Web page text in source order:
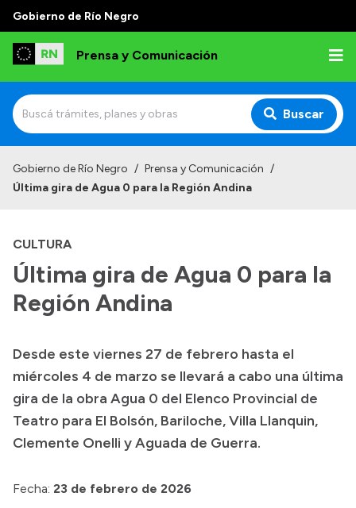
Gobierno de Río Negro
Prensa y Comunicación
Buscar
Referentes de prensa
Archivo de noticias
Transparencia
Boletín Oficial
Compras y licitaciones
Consulta de pago a proveedores
Gobierno de Río Negro / Prensa y Comunicación /
Última gira de Agua 0 para la Región Andina
CULTURA
Última gira de Agua 0 para la
Región Andina
Desde este viernes 27 de febrero hasta el
miércoles 4 de marzo se llevará a cabo una última
gira de la obra Agua 0 del Elenco Provincial de
Teatro para El Bolsón, Bariloche, Villa Llanquin,
Clemente Onelli y Aguada de Guerra.
Fecha: 23 de febrero de 2026